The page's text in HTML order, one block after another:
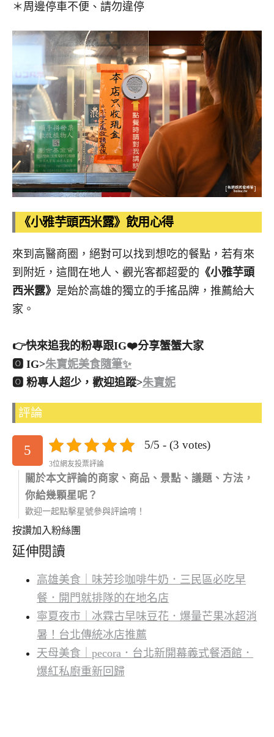
＊周邊停車不便、請勿違停
《小雅芋頭西米露》飲用心得
來到高醫商圈，絕對可以找到想吃的餐點，若有來
到附近，這間在地人、觀光客都超愛的 《小雅芋頭
西米露》 是始於高雄的獨立的手搖品牌，推薦給大
家。
👉快來追我的粉專跟IG❤️分享蟹蟹大家
🅾 IG>朱寶妮美食隨筆✨
🅾 粉專人超少，歡迎追蹤>朱寶妮
評論
5 5/5 - (3 votes)
3位網友投票評論
關於本文評論的商家、商品、景點、議題、方法，
你給幾顆星呢？
歡迎一起點擊星號參與評論唷！
按讚加入粉絲團
延伸閱讀
高雄美食｜味芳珍咖啡牛奶．三民區必吃早
餐．開門就排隊的在地名店
寧夏夜市｜冰霖古早味豆花．爆量芒果冰超消
暑！台北傳統冰店推薦
天母美食｜pecora．台北新開幕義式餐酒館．
爆紅私廚重新回歸